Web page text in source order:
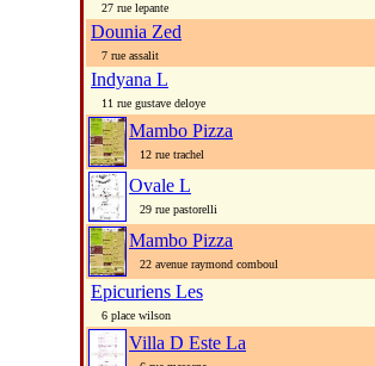
27 rue lepante
Dounia Zed
7 rue assalit
Indyana L
11 rue gustave deloye
Mambo Pizza
12 rue trachel
Ovale L
29 rue pastorelli
Mambo Pizza
22 avenue raymond comboul
Epicuriens Les
6 place wilson
Villa D Este La